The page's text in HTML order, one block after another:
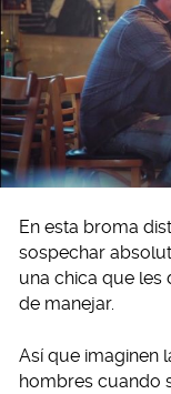
En esta broma
sospechar
una chica que les
de manejar.
Así que imaginen
hombres cuando